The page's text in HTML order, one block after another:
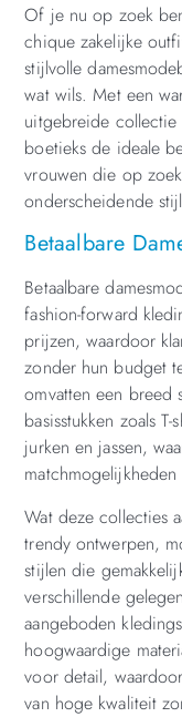
Of je nu op zoek
chique zakelijke
stijlvolle
wat wils. Met een
uitgebreide collectie
boetieks de ideale
vrouwen die op
onderscheidende
Betaalbare
Betaalbare
fashion-forward
prijzen, waardoor
zonder hun budget
omvatten een breed
basisstukken zoals
jurken en jassen,
Wat deze collecties
trendy ontwerpen,
stijlen die
verschillende
aangeboden
hoogwaardige
voor detail,
van hoge kwaliteit